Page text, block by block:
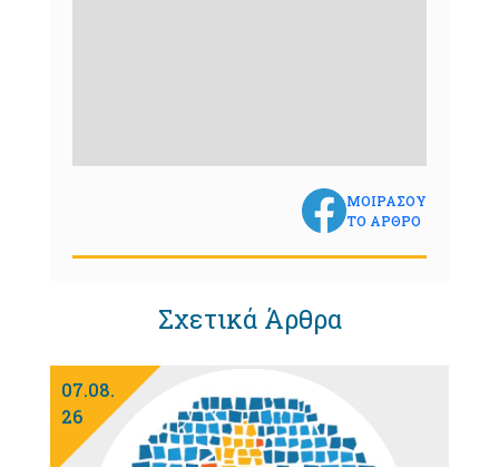
ΜΟΙΡΑΣΟΥ
ΤΟ ΑΡΘΡΟ
Σχετικά Άρθρα
07.08.
26